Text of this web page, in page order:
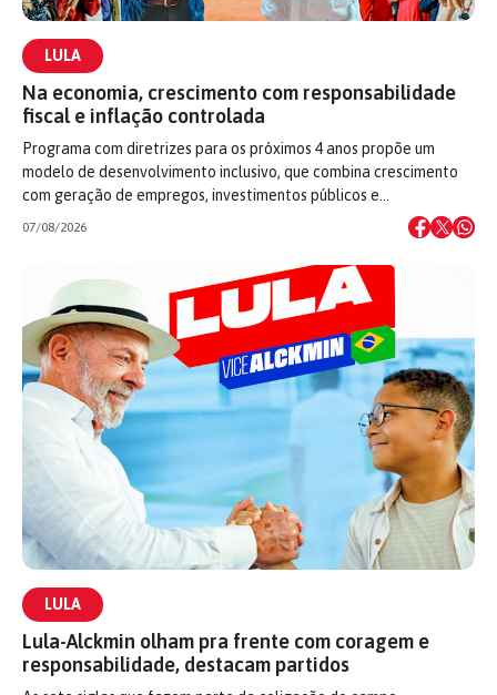
LULA
Na economia, crescimento com responsabilidade
fiscal e inflação controlada
Programa com diretrizes para os próximos 4 anos propõe um
modelo de desenvolvimento inclusivo, que combina crescimento
com geração de empregos, investimentos públicos e…
07/08/2026
LULA
Lula-Alckmin olham pra frente com coragem e
responsabilidade, destacam partidos